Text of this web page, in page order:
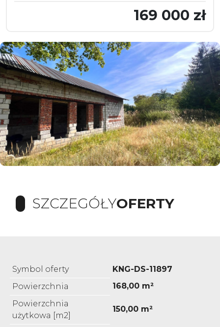
169 000 zł
SZCZEGÓŁYOFERTY
Symbol oferty
KNG-DS-11897
Powierzchnia
168,00 m²
Powierzchnia
użytkowa [m2]
150,00 m²